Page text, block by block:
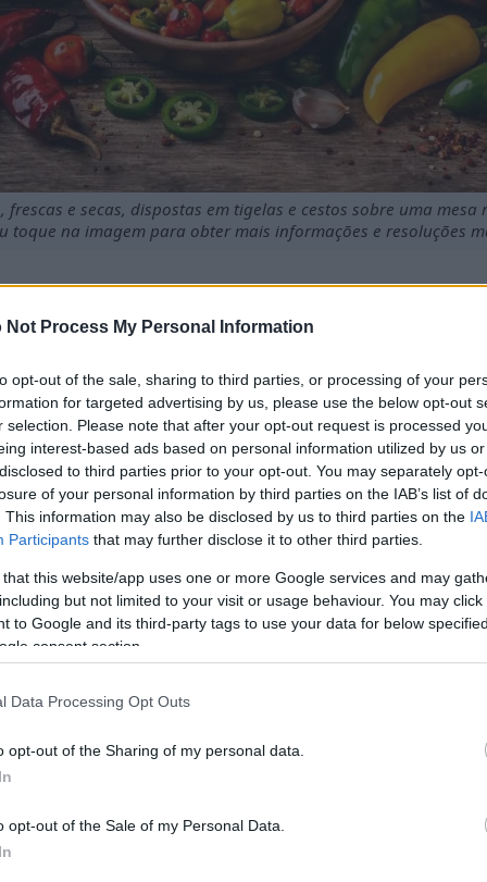
Not Process My Personal Information
opt-out of the sale, sharing to third parties, or processing of your
for targeted advertising by us, please use the below opt-out
selection. Please note that after your opt-out request is processed
interest-based ads based on personal information utilized by us
to third parties prior to your opt-out. You may separately
of your personal information by third parties on the IAB’s list of
This information may also be disclosed by us to third parties on the
Participants that may further disclose it to other third parties.
that this website/app uses one or more Google services and may
but not limited to your visit or usage behaviour. You may
to Google and its third-party tags to use your data for below
consent section.
Data Processing Opt Outs
opt-out of the Sharing of my personal data.
opt-out of the Sale of my Personal Data.
frescas e secas, dispostas em tigelas e cestos sobre uma mesa
toque na imagem para obter mais informações e resoluções
vitamina C do que as laranjas, auxiliando na função
alimentos picantes pode reduzir a inflamação e
14 calorias por porção) faz delas uma opção rica em
presente nas pimentas vermelhas, podem
traz benefícios para a saúde, mas requer cautela
especiais?
vegetal devido aos seus compostos bioativos. No centro
que lhes confere a sensação de queimação. Este
acelerar o metabolismo e ajudar a aliviar a dor.
é a sua variedade. Você pode encontrar desde o
(2,69 milhões de unidades na escala Scoville).
sabores e níveis de ardência. Elas vêm em cores
únicos e valores nutricionais.
crocantes
terroso com um toque picante rápido.
SHU, notas de frutas tropicais